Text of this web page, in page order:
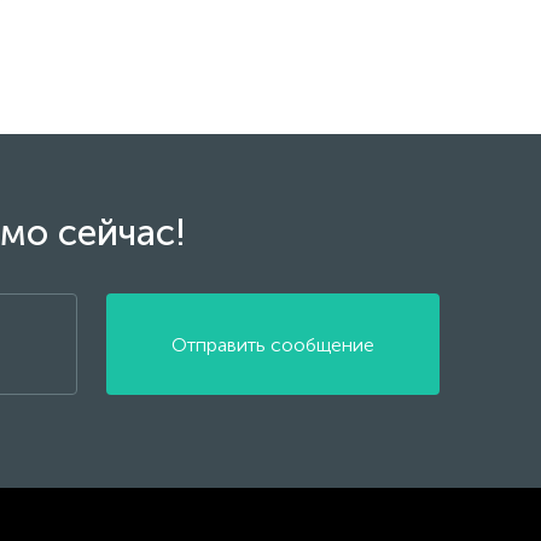
сейчас!
Отправить сообщение